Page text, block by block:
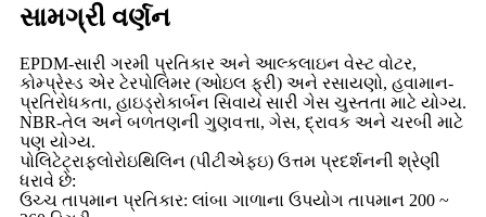
સામગ્રી વર્ણન
EPDM-સારી ગરમી પ્રતિકાર અને આલ્કલાઇન વેસ્ટ વોટર,
કોમ્પ્રેસ્ડ એર ટેરપોલિમર (ઓઇલ ફ્રી) અને રસાયણો, હવામાન-
પ્રતિરોધકતા, હાઇડ્રોકાર્બન સિવાય સારી ગેસ ચુસ્તતા માટે યોગ્ય.
NBR-તેલ અને બળતણની ગુણવત્તા, ગેસ, દ્રાવક અને ચરબી માટે
પણ યોગ્ય.
પોલિટેટ્રાફ્લોરોઇથિલિન (પીટીએફઇ) ઉત્તમ પ્રદર્શનની શ્રેણી
ધરાવે છે:
ઉચ્ચ તાપમાન પ્રતિકાર: લાંબા ગાળાના ઉપયોગ તાપમાન 200 ~